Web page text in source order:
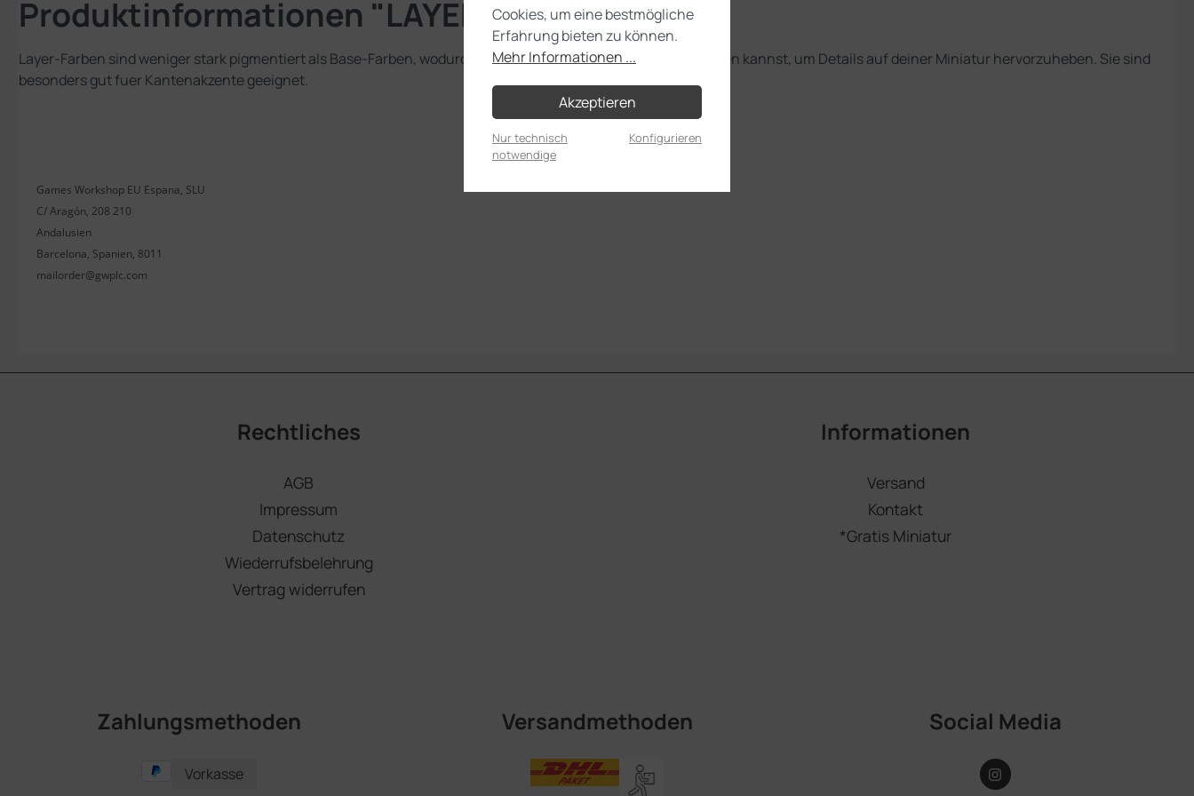
Produktinformationen "LAYER: CALGAR BLUE"
Layer-Farben sind weniger stark pigmentiert als Base-Farben, wodurch du sie in mehreren Schichten auftragen kannst, um Details auf deiner Miniatur hervorzuheben. Sie sind
besonders gut fuer Kantenakzente geeignet.
Games Workshop EU Espana, SLU
C/ Aragón, 208 210
Andalusien
Barcelona, Spanien, 8011
mailorder@gwplc.com
Rechtliches
AGB
Impressum
Datenschutz
Wiederrufsbelehrung
Vertrag widerrufen
Informationen
Versand
Kontakt
*Gratis Miniatur
Zahlungsmethoden
Vorkasse
Versandmethoden Social Media
Cookies, um eine bestmögliche
Erfahrung bieten zu können.
Mehr Informationen ...
Akzeptieren
Nur technisch
notwendige
Konfigurieren